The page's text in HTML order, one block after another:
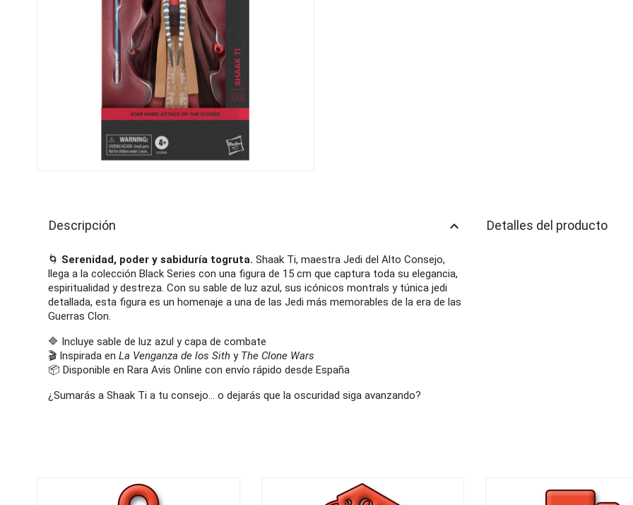
Descripción keyboard_arrow_up
🌀 Serenidad, poder y sabiduría togruta. Shaak Ti, maestra Jedi del Alto Consejo,
llega a la colección Black Series con una figura de 15 cm que captura toda su elegancia,
espiritualidad y destreza. Con su sable de luz azul, sus icónicos montrals y túnica jedi
detallada, esta figura es un homenaje a una de las Jedi más memorables de la era de las
Guerras Clon.
🔷 Incluye sable de luz azul y capa de combate
🎬 Inspirada en La Venganza de los Sith y The Clone Wars
📦 Disponible en Rara Avis Online con envío rápido desde España
¿Sumarás a Shaak Ti a tu consejo… o dejarás que la oscuridad siga avanzando?
Detalles del producto